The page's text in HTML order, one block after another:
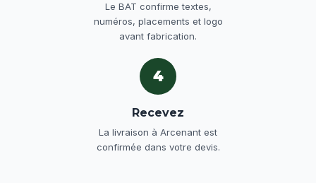
Le BAT confirme textes,
numéros, placements et logo
avant fabrication.
4
Recevez
La livraison à Arcenant est
confirmée dans votre devis.